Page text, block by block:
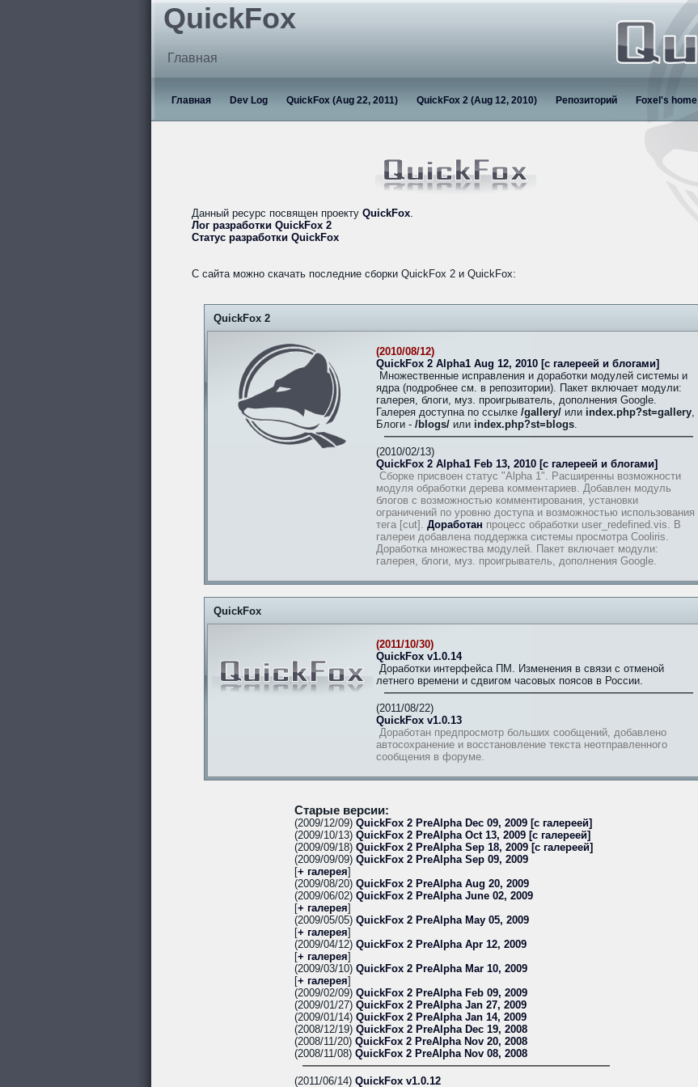
QuickFox
Главная
Главная Dev Log QuickFox (Aug 22, 2011) QuickFox 2 (Aug 12, 2010) Репозиторий Foxel's home
Данный ресурс посвящен проекту QuickFox.
Лог разработки QuickFox 2
Статус разработки QuickFox
С сайта можно скачать последние сборки QuickFox 2 и QuickFox:
QuickFox 2
(2010/08/12)
QuickFox 2 Alpha1 Aug 12, 2010 [с галереей и блогами]
Множественные исправления и доработки модулей системы и
ядра (подробнее см. в репозитории). Пакет включает модули:
галерея, блоги, муз. проигрыватель, дополнения Google.
Галерея доступна по ссылке /gallery/ или index.php?st=gallery,
Блоги - /blogs/ или index.php?st=blogs.
(2010/02/13)
QuickFox 2 Alpha1 Feb 13, 2010 [с галереей и блогами]
Сборке присвоен статус "Alpha 1". Расширенны возможности
модуля обработки дерева комментариев. Добавлен модуль
блогов с возможностью комментирования, установки
ограничений по уровню доступа и возможностью использования
тега [cut]. Доработан процесс обработки user_redefined.vis. В
галереи добавлена поддержка системы просмотра Cooliris.
Доработка множества модулей. Пакет включает модули:
галерея, блоги, муз. проигрыватель, дополнения Google.
QuickFox
(2011/10/30)
QuickFox v1.0.14
Доработки интерфейса ПМ. Изменения в связи с отменой
летнего времени и сдвигом часовых поясов в России.
(2011/08/22)
QuickFox v1.0.13
Доработан предпросмотр больших сообщений, добавлено
автосохранение и восстановление текста неотправленного
сообщения в форуме.
Старые версии:
(2009/12/09) QuickFox 2 PreAlpha Dec 09, 2009 [с галереей]
(2009/10/13) QuickFox 2 PreAlpha Oct 13, 2009 [с галереей]
(2009/09/18) QuickFox 2 PreAlpha Sep 18, 2009 [с галереей]
(2009/09/09) QuickFox 2 PreAlpha Sep 09, 2009
[+ галерея]
(2009/08/20) QuickFox 2 PreAlpha Aug 20, 2009
(2009/06/02) QuickFox 2 PreAlpha June 02, 2009
[+ галерея]
(2009/05/05) QuickFox 2 PreAlpha May 05, 2009
[+ галерея]
(2009/04/12) QuickFox 2 PreAlpha Apr 12, 2009
[+ галерея]
(2009/03/10) QuickFox 2 PreAlpha Mar 10, 2009
[+ галерея]
(2009/02/09) QuickFox 2 PreAlpha Feb 09, 2009
(2009/01/27) QuickFox 2 PreAlpha Jan 27, 2009
(2009/01/14) QuickFox 2 PreAlpha Jan 14, 2009
(2008/12/19) QuickFox 2 PreAlpha Dec 19, 2008
(2008/11/20) QuickFox 2 PreAlpha Nov 20, 2008
(2008/11/08) QuickFox 2 PreAlpha Nov 08, 2008
(2011/06/14) QuickFox v1.0.12